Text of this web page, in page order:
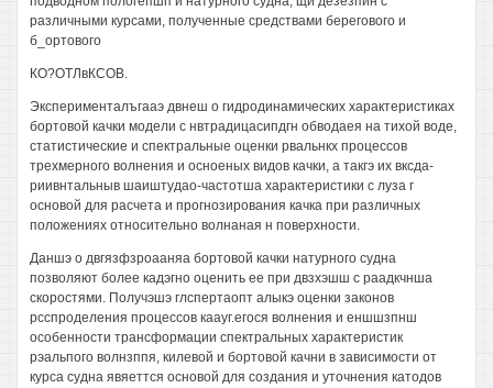
различными курсами, полученные средствами берегового и
б_ортового
КО?ОТЛвКСОВ.
Эксперименталъгааэ двнеш о гидродинамических характеристиках
бортовой качки модели с нвтрадицасипдгн обводаея на тихой воде,
статистические и спектральные оценки рвальнкх процессов
трехмерного волнения и осноеных видов качки, а такгэ их вксда-
риивнтальныв шаиштудао-частотша характеристики с луза г
основой для расчета и прогнозирования качка при различных
положениях относительно волнаная н поверхности.
Даншэ о двгязфзроааняа бортовой качки натурного судна
позволяют более кадэгно оценить ее при двзхэшш с раадкчнша
скоростями. Получэшэ глспертаопт алыкэ оценки законов
рсспроделения процессов каауг.егося волнения и еншшзпнш
особенности трансформации спектральных характеристик
рэальпого волнзппя, килевой и бортовой качни в зависимости от
курса судна явяеттся основой для создания и уточнения катодов